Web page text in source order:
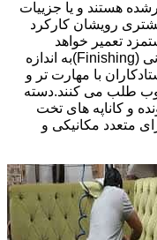
هستند و یا جزییات
رویشان کارکرد
تعمیر خواهد
بود.برخی کارهای ظریف تر در مرحله پایانی (Finishing)به اندازه
با مهارت تر و
طلب می کنند.دسته
و کاناپه های تخت
متعدد مکانیکی و